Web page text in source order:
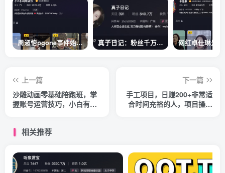
周淑怡pgone事件始末，周淑怡现状 真子日记：粉丝千万的真子日记是最懂反转的网红吗？
上一篇
沙雕动画零基础陪跑班，掌
握账号运营技巧，小白有电
下一篇
手工项目，日赚200+非常适
合时间充裕的人，项目操作
相关推荐